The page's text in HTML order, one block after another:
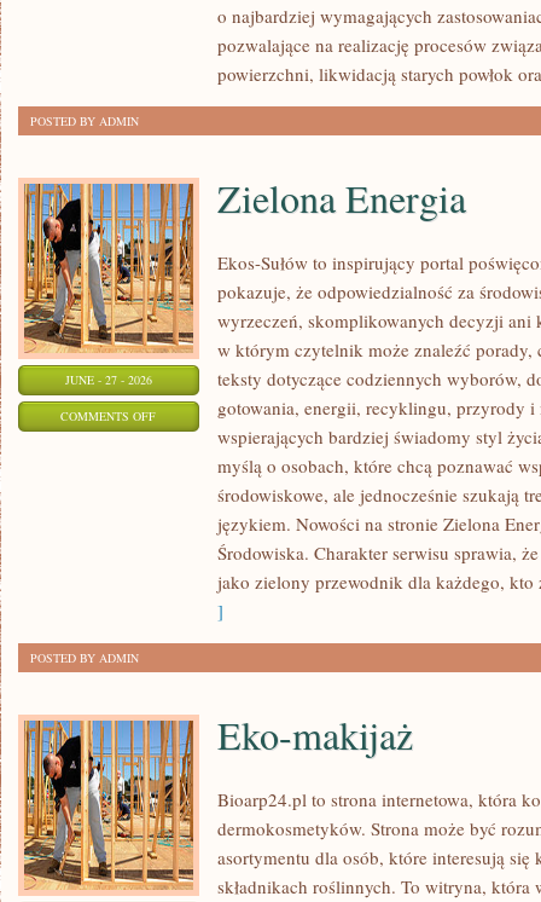
o najbardziej wymagających
pozwalające na realizację procesów
powierzchni, likwidacją starych powłok
POSTED BY ADMIN
JUNE - 27 - 2026
COMMENTS OFFON
Zielona Energia
Ekos-Sułów to inspirujący portal
pokazuje, że odpowiedzialność za
wyrzeczeń, skomplikowanych decyzji ani
w którym czytelnik może znaleźć porady,
teksty dotyczące codziennych wyborów,
gotowania, energii, recyklingu, przyrody i
wspierających bardziej świadomy styl
myślą o osobach, które chcą poznawać
środowiskowe, ale jednocześnie szukają
językiem. Nowości na stronie Zielona
Środowiska. Charakter serwisu sprawia,
jako zielony przewodnik dla każdego, kto
]
POSTED BY ADMIN
Eko-makijaż
Bioarp24.pl to strona internetowa, która
dermokosmetyków. Strona może być
asortymentu dla osób, które interesują
składnikach roślinnych. To witryna, która